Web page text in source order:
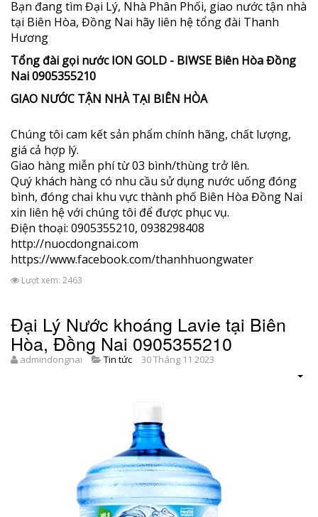
Bạn đang tìm Đại Lý, Nhà Phân Phối, giao nước tận nhà
tại Biên Hòa, Đồng Nai hãy liên hệ tổng đài Thanh
Hương
Tổng đài gọi nước ION GOLD - BIWSE Biên Hòa Đồng
Nai 0905355210
GIAO NƯỚC TẬN NHÀ TẠI BIÊN HÒA
Chúng tôi cam kết sản phẩm chính hãng, chất lượng,
giá cả hợp lý.
Giao hàng miễn phí từ 03 bình/thùng trở lên.
Quý khách hàng có nhu cầu sử dụng nước uống đóng
bình, đóng chai khu vực thành phố Biên Hòa Đồng Nai
xin liên hệ với chúng tôi để được phục vụ.
Điện thoại: 0905355210, 0938298408
http://nuocdongnai.com
https://www.facebook.com/thanhhuongwater
Lượt xem: 2463
Đại Lý Nước khoáng Lavie tại Biên
Hòa, Đồng Nai 0905355210
admindongnai Tin tức 30 Tháng 11 2023